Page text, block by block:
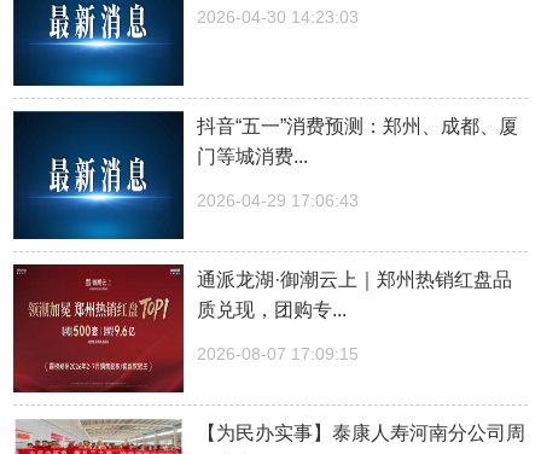
2026-04-30 14:23:03
抖音“五一”消费预测：郑州、成都、厦
门等城消费...
2026-04-29 17:06:43
通派龙湖·御潮云上｜郑州热销红盘品
质兑现，团购专...
2026-08-07 17:09:15
【为民办实事】泰康人寿河南分公司周